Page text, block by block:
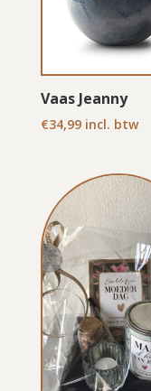
Vaas Jeanny
€34,99 incl. btw